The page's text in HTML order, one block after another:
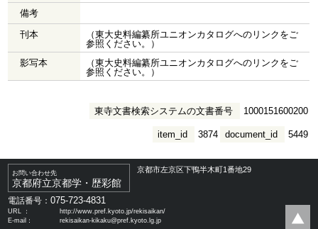
備考
刊本
（東大史料編纂所ユニオンカタログへのリンクをご
参照ください。）
影写本
（東大史料編纂所ユニオンカタログへのリンクをご
参照ください。）
東寺文書検索システムの文書番号 1000151600200
document_id 5449
item_id 3874
お問い合わせ先
京都府立京都学・歴彩館
京都市左京区下鴨半木町1番地29
電話番号：075-723-4831
URL ：
http://www.pref.kyoto.jp/rekisaikan/
E-mail：
rekisaikan-kikaku@pref.kyoto.lg.jp